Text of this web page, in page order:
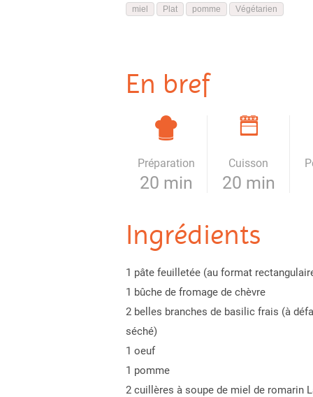
miel Plat pomme Végétarien
En bref
Préparation
20 min
Cuisson
20 min
Ingrédients
1 pâte feuilletée (au format
1 bûche de fromage de chèvre
2 belles branches de basilic frais (à
séché)
1 oeuf
1 pomme
2 cuillères à soupe de miel de romarin